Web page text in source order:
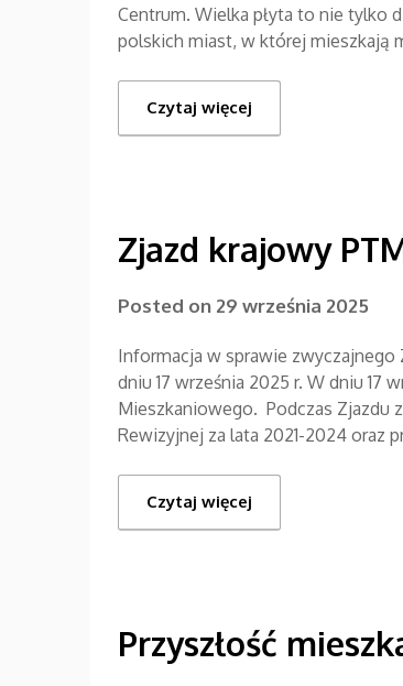
Centrum. Wielka płyta to nie tylko
polskich miast, w której mieszkają
Czytaj więcej
Zjazd krajowy
Posted on 29 września 2025
Informacja w sprawie
dniu 17 września 2025 r. W dniu 17
Mieszkaniowego. Podczas Zjazdu
Rewizyjnej za lata 2021-2024 oraz
Czytaj więcej
Przyszłość